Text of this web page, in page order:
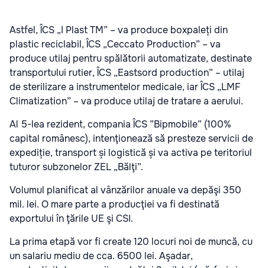
Astfel, ÎCS „I Plast TM” – va produce boxpaleți din
plastic reciclabil, ÎCS „Ceccato Production” – va
produce utilaj pentru spălătorii automatizate, destinate
transportului rutier, ÎCS „Eastsord production” – utilaj
de sterilizare a instrumentelor medicale, iar ÎCS „LMF
Climatization” – va produce utilaj de tratare a aerului.
Al 5-lea rezident, compania ÎCS ”Bipmobile” (100%
capital românesc), intenţionează să presteze servicii de
expediție, transport și logistică și va activa pe teritoriul
tuturor subzonelor ZEL „Bălţi”.
Volumul planificat al vânzărilor anuale va depăşi 350
mil. lei. O mare parte a producţiei va fi destinată
exportului în ţările UE şi CSI.
La prima etapă vor fi create 120 locuri noi de muncă, cu
un salariu mediu de cca. 6500 lei. Aşadar,